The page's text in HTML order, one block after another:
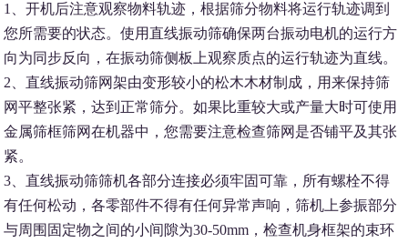
1、开机后注意观察物料轨迹，根据筛分物料将运行轨迹调到
您所需要的状态。使用直线振动筛确保两台振动电机的运行方
向为同步反向，在振动筛侧板上观察质点的运行轨迹为直线。
2、直线振动筛网架由变形较小的松木木材制成，用来保持筛
网平整张紧，达到正常筛分。如果比重较大或产量大时可使用
金属筛框筛网在机器中，您需要注意检查筛网是否铺平及其张
紧。
3、直线振动筛筛机各部分连接必须牢固可靠，所有螺栓不得
有任何松动，各零部件不得有任何异常声响，筛机上参振部分
与周围固定物之间的小间隙为30-50mm，检查机身框架的束环